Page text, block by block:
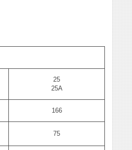
25
25А
166
75